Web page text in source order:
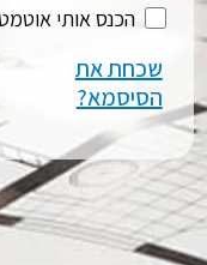
הכנס אותי
שכחת את
הסיסמא?